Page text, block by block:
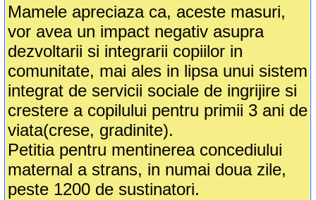
Mamele apreciaza ca, aceste masuri,
vor avea un impact negativ asupra
dezvoltarii si integrarii copiilor in
comunitate, mai ales in lipsa unui sistem
integrat de servicii sociale de ingrijire si
crestere a copilului pentru primii 3 ani de
viata(crese, gradinite).
Petitia pentru mentinerea concediului
maternal a strans, in numai doua zile,
peste 1200 de sustinatori.